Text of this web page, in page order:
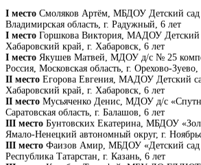
I место Смоляков Артём, МБДОУ Детский
Владимирская область, г. Радужный, 6 лет
I место Горшкова Виктория, МАДОУ Детский
Хабаровский край, г. Хабаровск, 6 лет
I место Якушев Матвей, МДОУ д/с № 25
Россия, Московская область, г. Орехово-Зуево,
II место Егорова Евгения, МАДОУ Детский
Хабаровский край, г. Хабаровск, 6 лет
II место Мусьяченко Денис, МДОУ д/с
Саратовская область, г. Балашов, 6 лет
III место Бунтовских Екатерина, МБДОУ
Ямало-Ненецкий автономный округ, г.
III место Фаизов Амир, МБДОУ «Детский сад
Республика Татарстан, г. Казань, 6 лет